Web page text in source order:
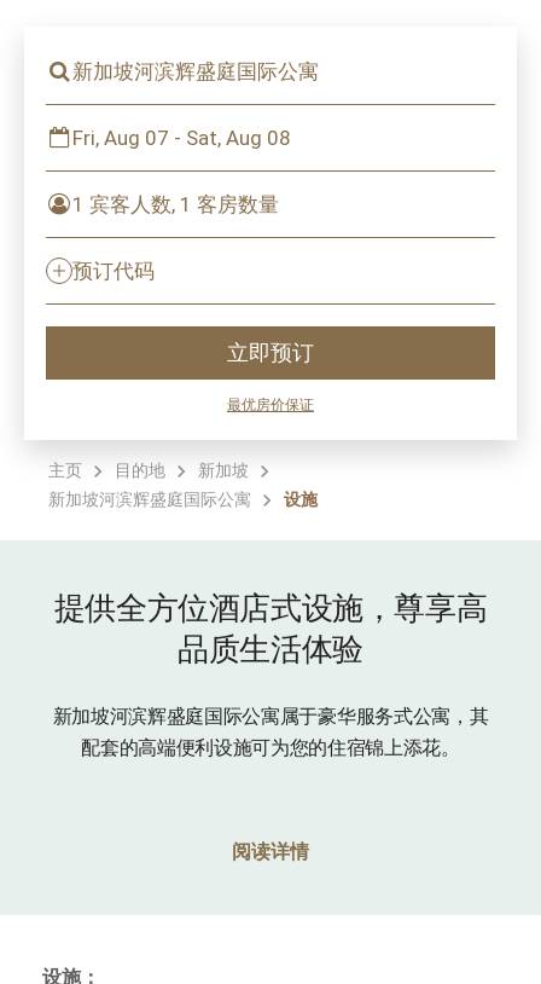
新加坡河滨辉盛庭国际公寓
Fri, Aug 07 - Sat, Aug 08
1 宾客人数, 1 客房数量
预订代码
立即预订
最优房价保证
主页 目的地
新加坡
新加坡河滨辉盛庭国际公寓
设施
提供全方位酒店式设施，尊享高
品质生活体验
新加坡河滨辉盛庭国际公寓属于豪华服务式公寓，其
配套的高端便利设施可为您的住宿锦上添花。
阅读详情
设施：